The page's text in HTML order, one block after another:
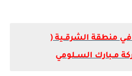
منطقة الشرقــية (
مــبارك الســلومي